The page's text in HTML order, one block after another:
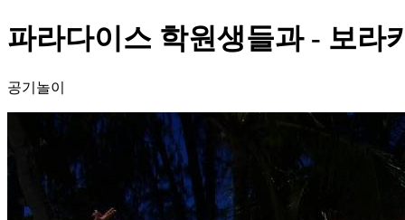
파라다이스 학원생들과 - 보라
공기놀이